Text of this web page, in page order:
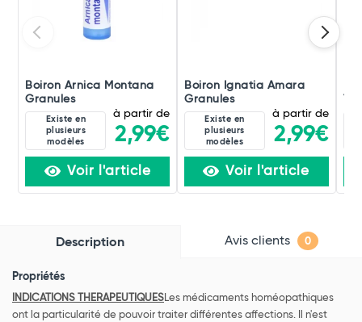
Boiron Arnica Montana
Granules
Existe en
plusieurs
modèles
à partir de
2,99€
Voir l'article
Boiron Ignatia Amara
Granules
Existe en
plusieurs
modèles
à partir de
2,99€
Voir l'article
Description Avis clients 0
Propriétés
INDICATIONS THERAPEUTIQUESLes médicaments homéopathiques
ont la particularité de pouvoir traiter différentes affections. Il n'est